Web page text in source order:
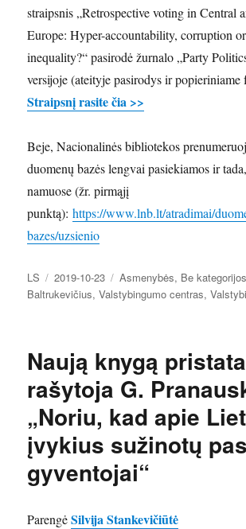
straipsnis „Retrospective voting in Central
Europe: Hyper-accountability, corruption
inequality?“ pasirodė žurnalo „Party
versijoje (ateityje pasirodys ir popieriniame
Straipsnį rasite čia >>
Beje, Nacionalinės bibliotekos
duomenų bazės lengvai pasiekiamos ir
namuose (žr. pirmąjį
punktą):https://www.lnb.lt/atradimai/
bazes/uzsienio
Autorius
LS Paskelbta
2019-10-23 Kategorijos
Asmenybės, Be kategorijos
Baltrukevičius,Valstybingumo centras,
Naują knygą
rašytoja G.
„Noriu, kad apie
įvykius sužinotų
gyventojai“
ParengėSilvija Stankevičiūtė